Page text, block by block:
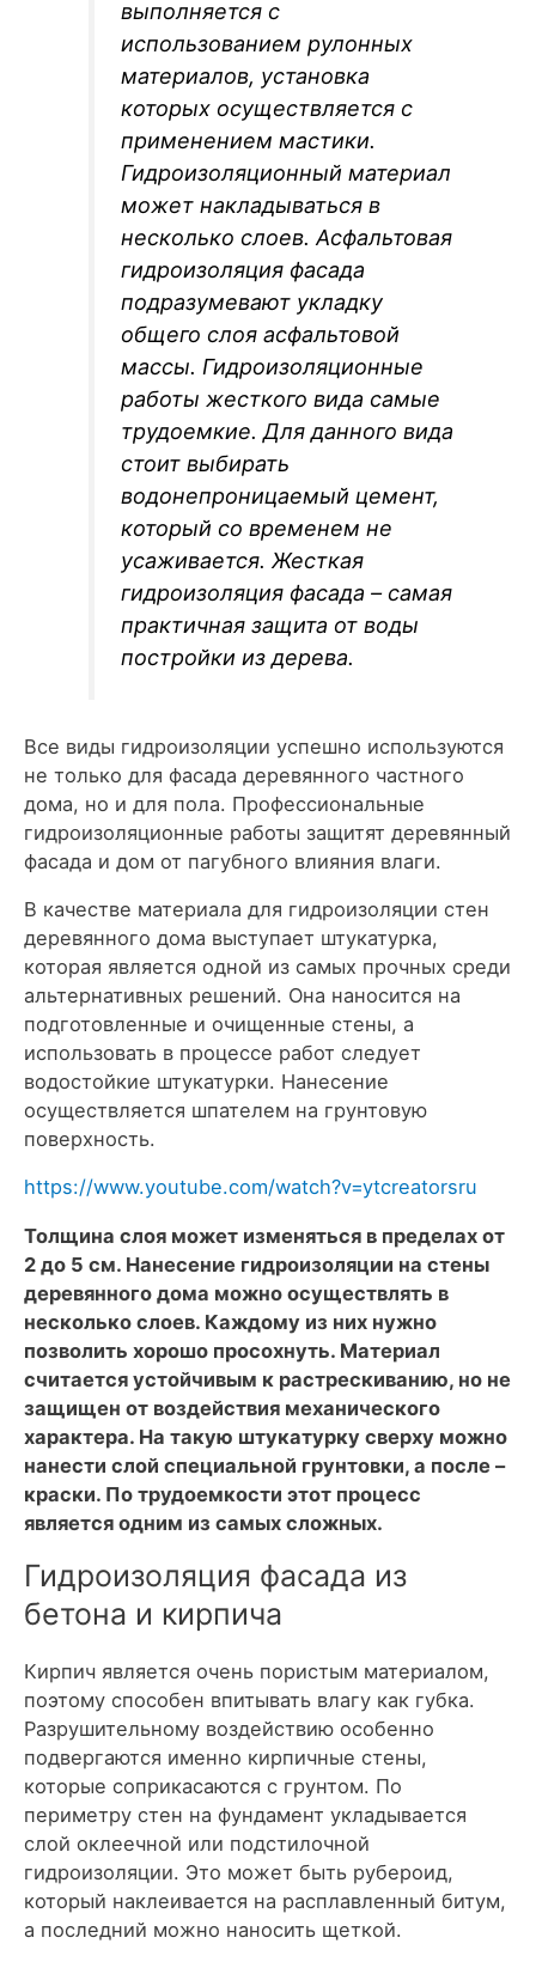
выполняется с
использованием рулонных
материалов, установка
которых осуществляется с
применением мастики.
Гидроизоляционный материал
может накладываться в
несколько слоев. Асфальтовая
гидроизоляция фасада
подразумевают укладку
общего слоя асфальтовой
массы. Гидроизоляционные
работы жесткого вида самые
трудоемкие. Для данного вида
стоит выбирать
водонепроницаемый цемент,
который со временем не
усаживается. Жесткая
гидроизоляция фасада – самая
практичная защита от воды
постройки из дерева.
Все виды гидроизоляции успешно используются
не только для фасада деревянного частного
дома, но и для пола. Профессиональные
гидроизоляционные работы защитят деревянный
фасада и дом от пагубного влияния влаги.
В качестве материала для гидроизоляции стен
деревянного дома выступает штукатурка,
которая является одной из самых прочных среди
альтернативных решений. Она наносится на
подготовленные и очищенные стены, а
использовать в процессе работ следует
водостойкие штукатурки. Нанесение
осуществляется шпателем на грунтовую
поверхность.
https://www.youtube.com/watch?v=ytcreatorsru
Толщина слоя может изменяться в пределах от
2 до 5 см. Нанесение гидроизоляции на стены
деревянного дома можно осуществлять в
несколько слоев. Каждому из них нужно
позволить хорошо просохнуть. Материал
считается устойчивым к растрескиванию, но не
защищен от воздействия механического
характера. На такую штукатурку сверху можно
нанести слой специальной грунтовки, а после –
краски. По трудоемкости этот процесс
является одним из самых сложных.
Гидроизоляция фасада из
бетона и кирпича
Кирпич является очень пористым материалом,
поэтому способен впитывать влагу как губка.
Разрушительному воздействию особенно
подвергаются именно кирпичные стены,
которые соприкасаются с грунтом. По
периметру стен на фундамент укладывается
слой оклеечной или подстилочной
гидроизоляции. Это может быть рубероид,
который наклеивается на расплавленный битум,
а последний можно наносить щеткой.